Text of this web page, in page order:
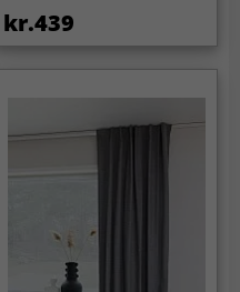
kr.439